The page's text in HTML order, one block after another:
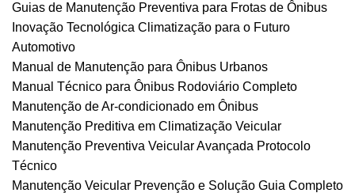
Guias de Manutenção Preventiva para Frotas de Ônibus
Inovação Tecnológica Climatização para o Futuro
Automotivo
Manual de Manutenção para Ônibus Urbanos
Manual Técnico para Ônibus Rodoviário Completo
Manutenção de Ar-condicionado em Ônibus
Manutenção Preditiva em Climatização Veicular
Manutenção Preventiva Veicular Avançada Protocolo
Técnico
Manutenção Veicular Prevenção e Solução Guia Completo